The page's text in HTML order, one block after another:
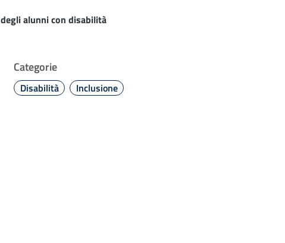
alunni con disabilità
Categorie
Disabilità Inclusione